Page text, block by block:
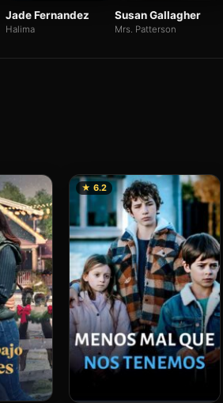
Jade Fernandez
Halima
Susan Gallagher
Mrs. Patterson
★ 6.2